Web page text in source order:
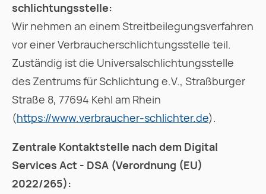
schlichtungs­stelle:
Wir nehmen an einem Streitbeilegungsverfahren
vor einer Verbraucherschlichtungsstelle teil.
Zuständig ist die Universalschlichtungsstelle
des Zentrums für Schlichtung e.V., Straßburger
Straße 8, 77694 Kehl am Rhein
(https://www.verbraucher-schlichter.de).
Zentrale Kontaktstelle nach dem Digital
Services Act - DSA (Verordnung (EU)
2022/265):